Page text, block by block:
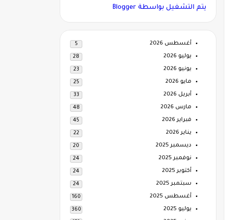
‏يتم التشغيل بواسطة Blogger
أغسطس 2026 5
يوليو 2026 28
يونيو 2026 23
مايو 2026 25
أبريل 2026 33
مارس 2026 48
فبراير 2026 45
يناير 2026 22
ديسمبر 2025 20
نوفمبر 2025 24
أكتوبر 2025 24
سبتمبر 2025 24
أغسطس 2025 160
يوليو 2025 360